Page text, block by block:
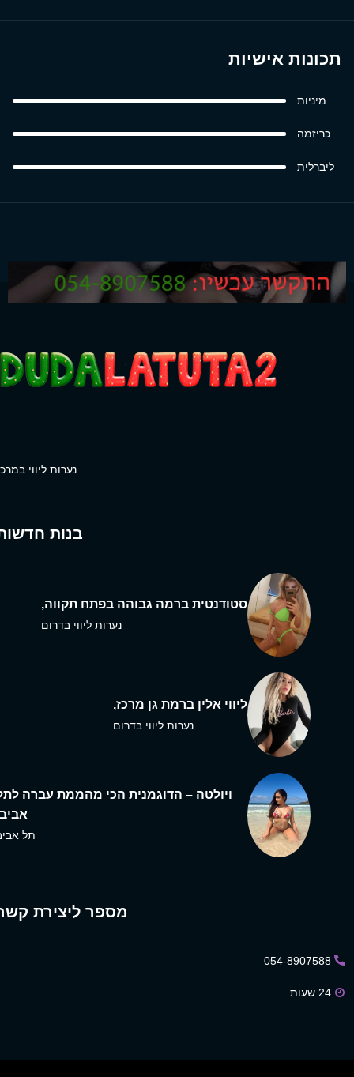
תכונות אישיות
מיניות
כריזמה
ליברלית
נערות ליווי
בנות
סטודנטית ברמה גבוהה בפתח תקווה,
נערות ליווי בדרום
ליווי אלין ברמת גן מרכז,
נערות ליווי בדרום
ויולטה – הדוגמנית הכי מהממת עברה
תל
מספר ליצירת
054-8907588
24 שעות